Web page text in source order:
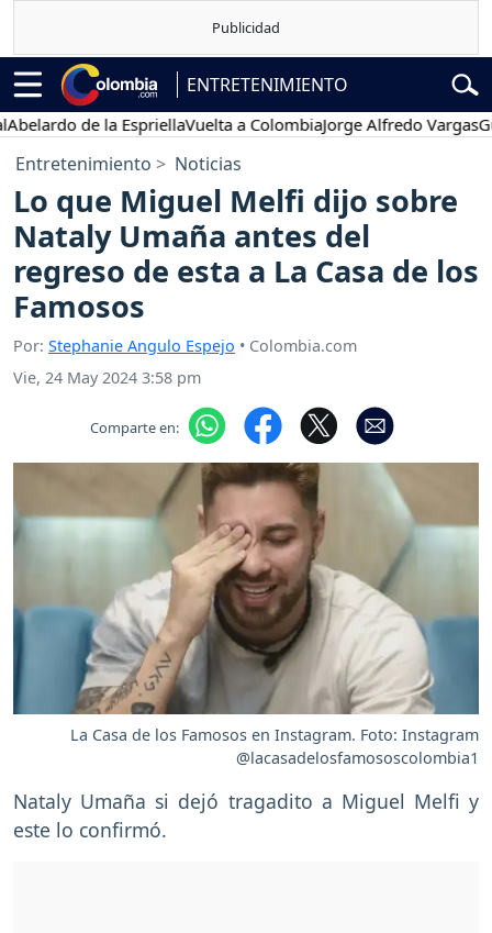
ENTRETENIMIENTO
de la EspriellaVuelta a ColombiaJorge Alfredo Vargas
Entretenimiento Noticias
Lo que Miguel Melfi dijo sobre
Nataly Umaña antes del
regreso de esta a La Casa de los
Famosos
Por: Stephanie Angulo Espejo • Colombia.com
Vie, 24 May 2024 3:58 pm
Comparte en:
La Casa de los Famosos en Instagram. Foto: Instagram
@lacasadelosfamososcolombia1
Nataly Umaña si dejó tragadito a Miguel Melfi y
este lo confirmó.